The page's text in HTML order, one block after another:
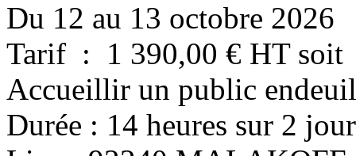
Du 12 au 13 octobre 2026
Tarif : 1 390,00 € HT soit
Accueillir un public
Durée : 14 heures sur 2